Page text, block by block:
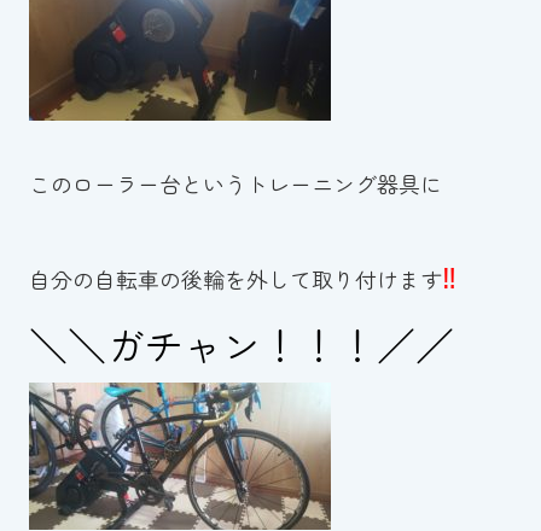
このローラー台というトレーニング器具に
自分の自転車の後輪を外して取り付けます‼️
＼＼ガチャン！！！／／